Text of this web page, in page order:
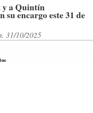
y a Quintín
su encargo este 31 de
31/10/2025